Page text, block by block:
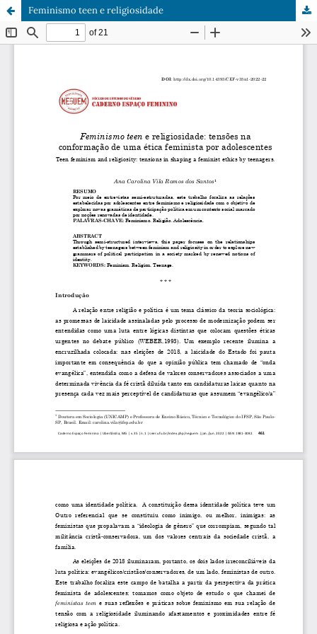
Feminismo teen e religiosidade